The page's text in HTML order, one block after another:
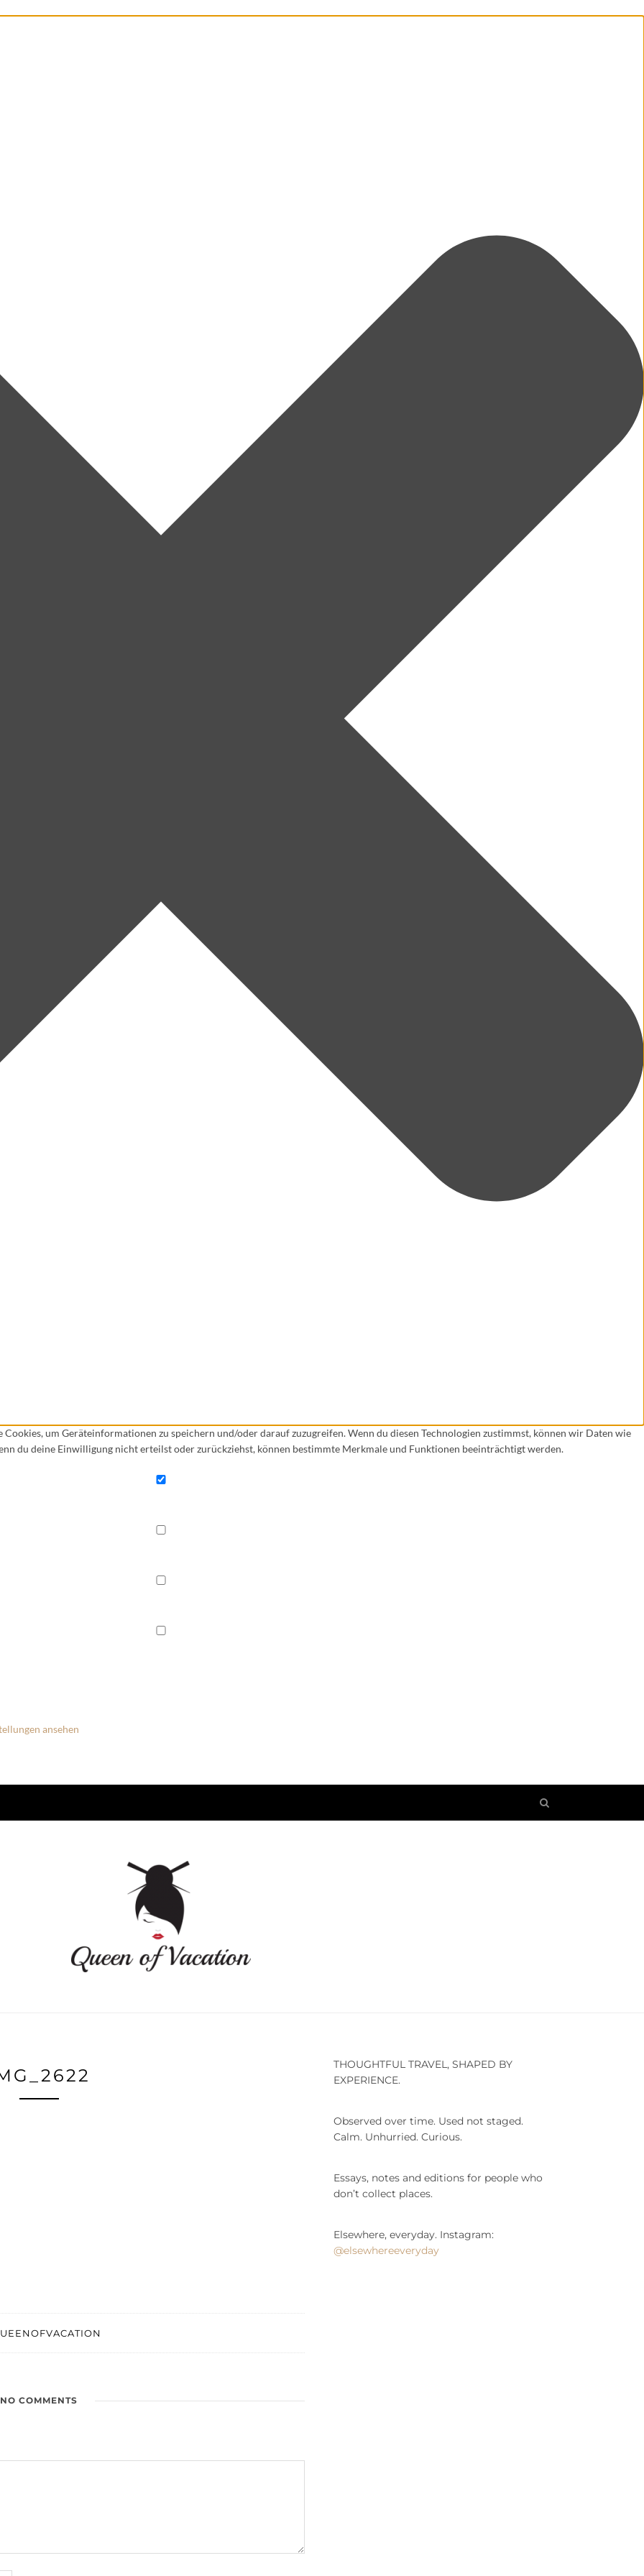
um Geräteinformationen zu speichern und/oder darauf zuzugreifen. Wenn du diesen Technologien zustimmst, können wir Daten wie
du deine Einwilligung nicht erteilst oder zurückziehst, können bestimmte Merkmale und Funktionen beeinträchtigt werden.
ansehen
NO COMMENTS
THOUGHTFUL TRAVEL, SHAPED BY
EXPERIENCE.
Observed over time. Used not staged.
Calm. Unhurried. Curious.
Essays, notes and editions for people who
don’t collect places.
Elsewhere, everyday. Instagram:
@elsewhereeveryday